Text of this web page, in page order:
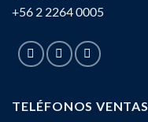
+56 2 2264 0005
TELÉFONOS VENTAS